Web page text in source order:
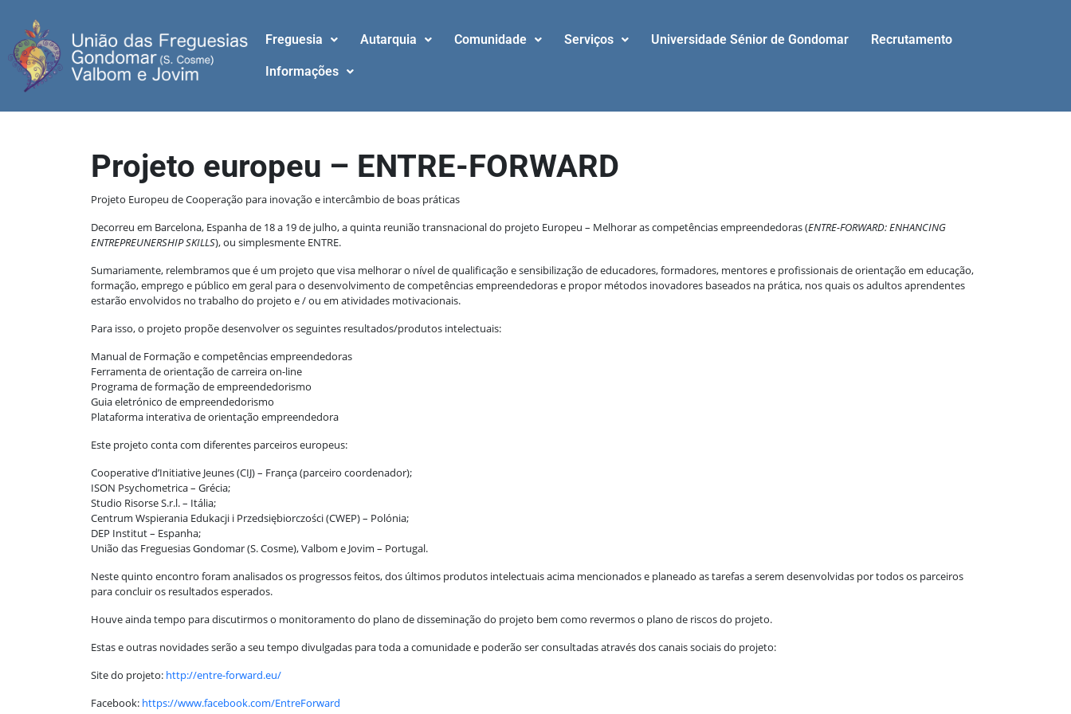
Freguesia Autarquia Comunidade Serviços Universidade Sénior de Gondomar Recrutamento
Informações
Projeto europeu – ENTRE-FORWARD
Projeto Europeu de Cooperação para inovação e intercâmbio de boas práticas
Decorreu em Barcelona, Espanha de 18 a 19 de julho, a quinta reunião transnacional do projeto Europeu – Melhorar as competências empreendedoras (ENTRE-FORWARD: ENHANCING
ENTREPREUNERSHIP SKILLS), ou simplesmente ENTRE.
Sumariamente, relembramos que é um projeto que visa melhorar o nível de qualificação e sensibilização de educadores, formadores, mentores e profissionais de orientação em educação,
formação, emprego e público em geral para o desenvolvimento de competências empreendedoras e propor métodos inovadores baseados na prática, nos quais os adultos aprendentes
estarão envolvidos no trabalho do projeto e / ou em atividades motivacionais.
Para isso, o projeto propõe desenvolver os seguintes resultados/produtos intelectuais:
Manual de Formação e competências empreendedoras
Ferramenta de orientação de carreira on-line
Programa de formação de empreendedorismo
Guia eletrónico de empreendedorismo
Plataforma interativa de orientação empreendedora
Este projeto conta com diferentes parceiros europeus:
Cooperative d’Initiative Jeunes (CIJ) – França (parceiro coordenador);
ISON Psychometrica – Grécia;
Studio Risorse S.r.l. – Itália;
Centrum Wspierania Edukacji i Przedsiębiorczości (CWEP) – Polónia;
DEP Institut – Espanha;
União das Freguesias Gondomar (S. Cosme), Valbom e Jovim – Portugal.
Neste quinto encontro foram analisados os progressos feitos, dos últimos produtos intelectuais acima mencionados e planeado as tarefas a serem desenvolvidas por todos os parceiros
para concluir os resultados esperados.
Houve ainda tempo para discutirmos o monitoramento do plano de disseminação do projeto bem como revermos o plano de riscos do projeto.
Estas e outras novidades serão a seu tempo divulgadas para toda a comunidade e poderão ser consultadas através dos canais sociais do projeto:
Site do projeto: http://entre-forward.eu/
Facebook: https://www.facebook.com/EntreForward